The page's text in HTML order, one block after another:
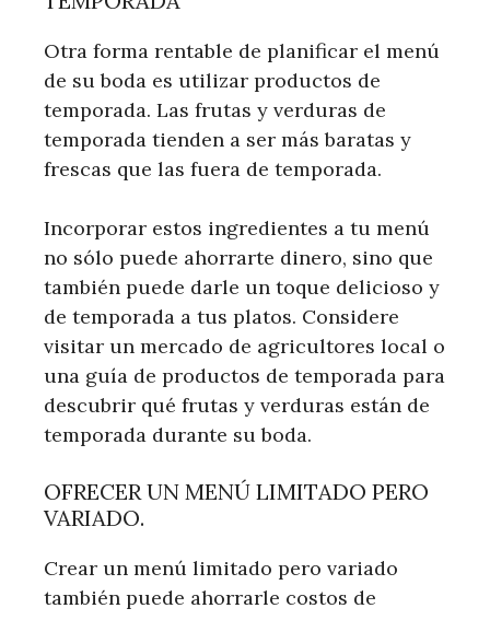
Otra forma rentable de planificar el menú
de su boda es utilizar productos de
temporada. Las frutas y verduras de
temporada tienden a ser más baratas y
frescas que las fuera de temporada.
Incorporar estos ingredientes a tu menú
no sólo puede ahorrarte dinero, sino que
también puede darle un toque delicioso y
de temporada a tus platos. Considere
visitar un mercado de agricultores local o
una guía de productos de temporada para
descubrir qué frutas y verduras están de
temporada durante su boda.
OFRECER UN MENÚ LIMITADO PERO
VARIADO.
Crear un menú limitado pero variado
también puede ahorrarle costos de